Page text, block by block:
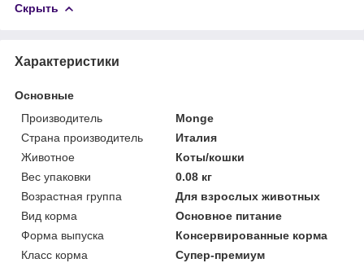
Скрыть
Характеристики
Основные
Производитель
Monge
Страна производитель
Италия
Животное
Коты/кошки
Вес упаковки
0.08 кг
Возрастная группа
Для взрослых животных
Вид корма
Основное питание
Форма выпуска
Консервированные корма
Класс корма
Супер-премиум